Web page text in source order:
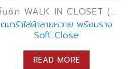
ลิ้นชัก WALK IN CLOSET (ลิ้นชักเก็บของ)
ตะกร้าใส่ผ้าลายหวาย พร้อมราง
Soft Close
READ MORE